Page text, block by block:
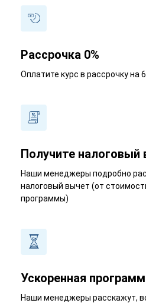
Рассрочка 0%
Оплатите курс в рассрочку на
Получите налоговый
Наши менеджеры подробно
налоговый вычет (от
программы)
Ускоренная
Наши менеджеры расскажут,